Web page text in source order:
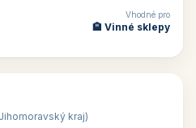
Vhodné pro
🏨 Vinné sklepy
kraj)